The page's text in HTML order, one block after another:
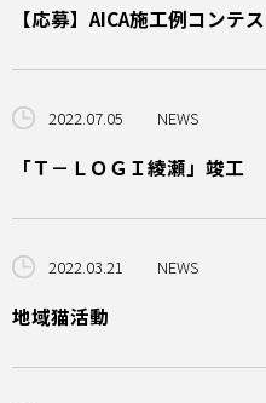
【応募】AICA施工例コンテ
2022.07.05 NEWS
「Ｔ－ＬＯＧＩ綾瀬」竣工
2022.03.21 NEWS
地域猫活動